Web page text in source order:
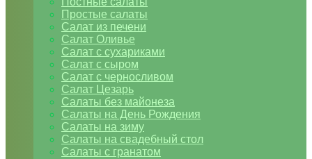
Простые салаты
Салат из печени
Салат Оливье
Салат с сухариками
Салат с сыром
Салат с черносливом
Салат Цезарь
Салаты без майонеза
Салаты на День Рождения
Салаты на зиму
Салаты на свадебный стол
Салаты с гранатом